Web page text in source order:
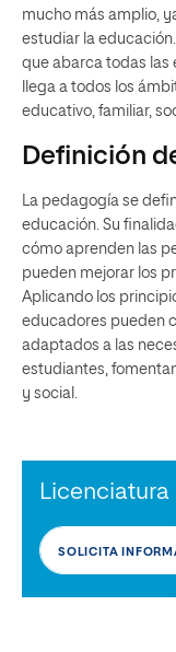
mucho más amplio,
estudiar la
que abarca todas las
llega a todos los
educativo, familiar,
Definición
La pedagogía se
educación. Su
cómo aprenden las
pueden mejorar los
Aplicando los
educadores pueden
adaptados a las
estudiantes,
y social.
SOLICITA